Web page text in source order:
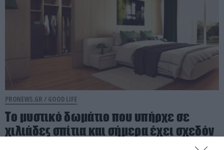
PRONEWS.GR / GOOD LIFE
Το μυστικό δωμάτιο που υπήρχε σε
χιλιάδες σπίτια και σήμερα έχει σχεδόν